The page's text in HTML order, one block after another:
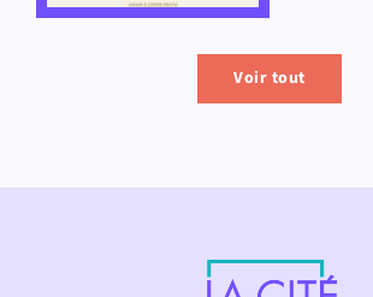
Voir tout